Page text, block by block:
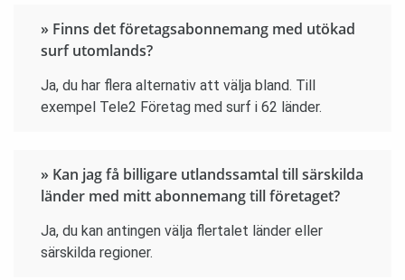
» Finns det företagsabonnemang med utökad
surf utomlands?
Ja, du har flera alternativ att välja bland. Till
exempel Tele2 Företag med surf i 62 länder.
» Kan jag få billigare utlandssamtal till särskilda
länder med mitt abonnemang till företaget?
Ja, du kan antingen välja flertalet länder eller
särskilda regioner.